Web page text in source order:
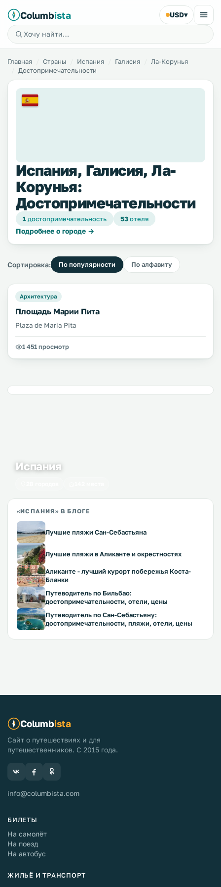
Columbista USD▾
Главная Страны Испания Галисия
Ла-Корунья
Достопримечательности
Испания, Галисия, Ла-
Корунья:
Достопримечательности
1достопримечательность 53отеля
Подробнее о городе →
Сортировка: По популярности По алфавиту
Архитектура
Площадь Марии Пита
Plaza de Maria Pita
1 451 просмотр
Испания
«ИСПАНИЯ» В БЛОГЕ
Лучшие пляжи Сан-Себастьяна
Лучшие пляжи в Аликанте и окрестностях
Аликанте - лучший курорт побережья Коста-
Бланки
Путеводитель по Бильбао:
достопримечательности, отели, цены
Путеводитель по Сан-Себастьяну:
достопримечательности, пляжи, отели, цены
Columbista
Сайт о путешествиях и для
путешественников. С 2015 года.
info@columbista.com
БИЛЕТЫ
На самолёт
На поезд
На автобус
ЖИЛЬЁ И ТРАНСПОРТ